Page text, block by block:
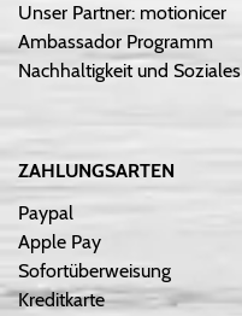
Unser Partner: motionicer
Ambassador Programm
Nachhaltigkeit und Soziales
ZAHLUNGSARTEN
Paypal
Apple Pay
Sofortüberweisung
Kreditkarte